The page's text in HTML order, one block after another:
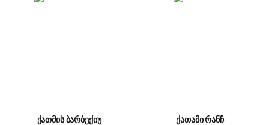
ქათმის ბარბექიუ ქათამი რანჩ